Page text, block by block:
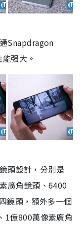
Snapdragon
强大。
頭設計，分別是
廣角鏡頭、6400
鏡頭，額外多一個
1億800萬像素廣角